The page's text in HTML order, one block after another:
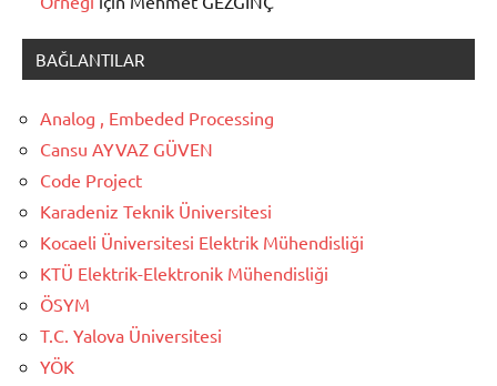
BAĞLANTILAR
Analog , Embeded Processing
Cansu AYVAZ GÜVEN
Code Project
Karadeniz Teknik Üniversitesi
Kocaeli Üniversitesi Elektrik Mühendisliği
KTÜ Elektrik-Elektronik Mühendisliği
ÖSYM
T.C. Yalova Üniversitesi
YÖK